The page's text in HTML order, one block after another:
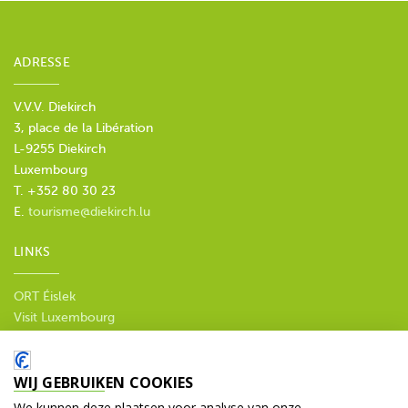
ADRESSE
V.V.V. Diekirch
3, place de la Libération
L-9255 Diekirch
Luxembourg
T. +352 80 30 23
E. tourisme@diekirch.lu
LINKS
ORT Éislek
Visit Luxembourg
Privacy policy
SOCIALE MEDIA
WIJ GEBRUIKEN COOKIES